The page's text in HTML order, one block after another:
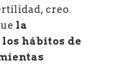
creo
la
hábitos de